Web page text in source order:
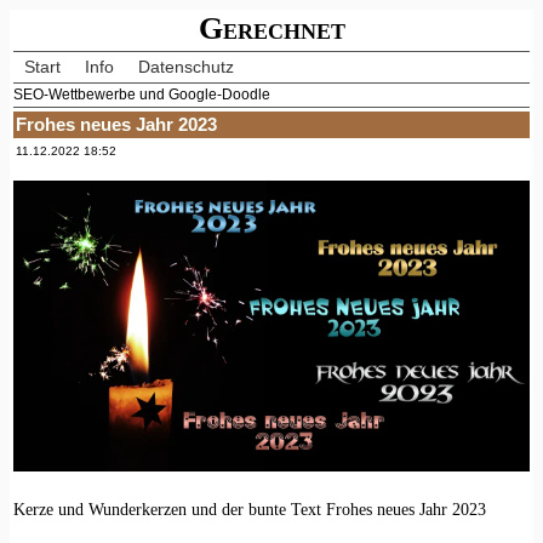
Gerechnet
Start Info Datenschutz
SEO-Wettbewerbe und Google-Doodle
Frohes neues Jahr 2023
11.12.2022 18:52
Kerze und Wunderkerzen und der bunte Text Frohes neues Jahr 2023